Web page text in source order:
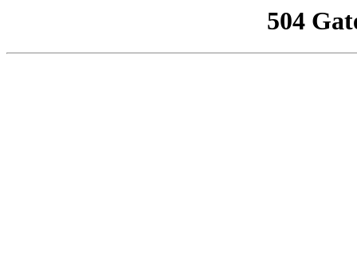
504